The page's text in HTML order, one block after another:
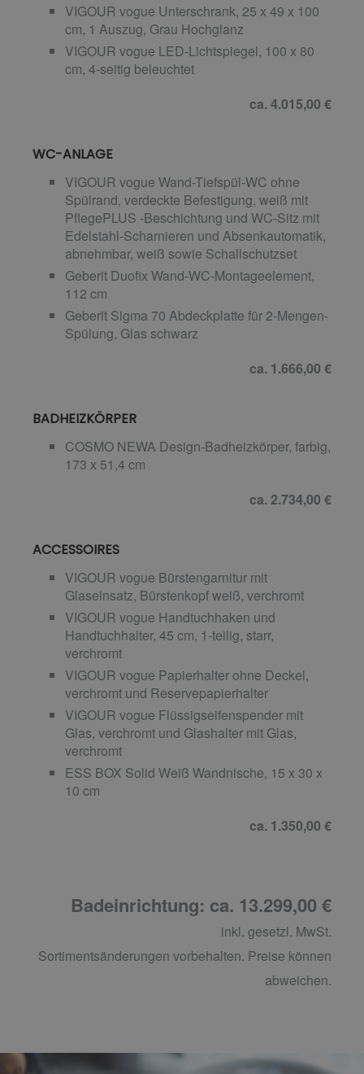
VIGOUR vogue Unterschrank, 25 x 49 x 100
cm, 1 Auszug, Grau Hochglanz
VIGOUR vogue LED-Lichtspiegel, 100 x 80
cm, 4-seitig beleuchtet
ca. 4.015,00 €
WC-ANLAGE
VIGOUR vogue Wand-Tiefspül-WC ohne
Spülrand, verdeckte Befestigung, weiß mit
PflegePLUS -Beschichtung und WC-Sitz mit
Edelstahl-Scharnieren und Absenkautomatik,
abnehmbar, weiß sowie Schallschutzset
Geberit Duofix Wand-WC-Montageelement,
112 cm
Geberit Sigma 70 Abdeckplatte für 2-Mengen-
Spülung, Glas schwarz
ca. 1.666,00 €
BADHEIZKÖRPER
COSMO NEWA Design-Badheizkörper, farbig,
173 x 51,4 cm
ca. 2.734,00 €
ACCESSOIRES
VIGOUR vogue Bürstengarnitur mit
Glaseinsatz, Bürstenkopf weiß, verchromt
VIGOUR vogue Handtuchhaken und
Handtuchhalter, 45 cm, 1-teilig, starr,
verchromt
VIGOUR vogue Papierhalter ohne Deckel,
verchromt und Reservepapierhalter
VIGOUR vogue Flüssigseifenspender mit
Glas, verchromt und Glashalter mit Glas,
verchromt
ESS BOX Solid Weiß Wandnische, 15 x 30 x
10 cm
ca. 1.350,00 €
Badeinrichtung: ca. 13.299,00 €
inkl. gesetzl. MwSt.
Sortimentsänderungen vorbehalten. Preise können
abweichen.